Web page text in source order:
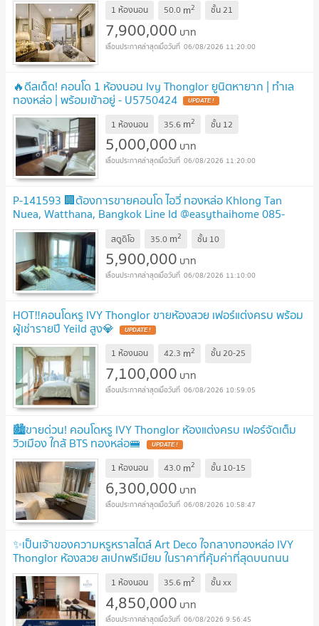
1 ห้องนอน 50.0 m2 ชั้น21
7,900,000 บาท
06/08/2026 11:20:00
🔥ดีลเด็ด! คอนโด 1 ห้องนอน Ivy Thonglor ยูนิตหายาก | ทำเล
ทองหล่อ | พร้อมเข้าอยู่ - U5750424 UPDATE !
1 ห้องนอน 35.6 m2 ชั้น 12
5,000,000 บาท
06/08/2026 11:20:00
P-141593 🏢ต้องการขายคอนโด ไอวี่ ทองหล่อ Khlong Tan
Nuea, Watthana, Bangkok Line Id @easythaihome 085-
592-2897 UPDATE !
สตูดิโอ 35.0 m2 ชั้น 10
5,900,000 บาท
06/08/2026 11:10:00
HOT‼️คอนโดหรู IVY Thonglor ขายห้องสวย เฟอร์แต่งครบ พร้อม
ผู้เช่ารายปี Yeild สูง💎 UPDATE !
1 ห้องนอน 42.3 m2 ชั้น20-25
7,100,000 บาท
06/08/2026 10:59:05
🏙️ขายด่วน! คอนโดหรู IVY Thonglor ห้องแต่งครบ เฟอร์จัดเต็ม
วิวเมือง ใกล้ BTS ทองหล่อ🚝 UPDATE !
1 ห้องนอน 43.0 m2 ชั้น 10-15
6,300,000 บาท
06/08/2026 10:58:47
✨เป็นเจ้าของความหรูหราสไตล์ Art Deco ใจกลางทองหล่อ IVY
Thonglor ห้องสวย สเปกพรีเมียม ในราคาที่คุ้มค่าที่สุดบนถนน
สุขุมวิท 55 UPDATE !
1 ห้องนอน 35.6 m2 ชั้นxx
4,850,000 บาท
06/08/2026 9:56:45